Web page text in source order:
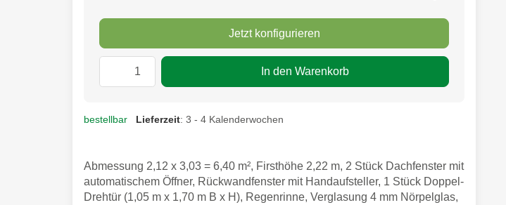
Abmessung 2,12 x 3,03 = 6,40 m², Firsthöhe 2,22 m, 2 Stück Dachfenster mit
automatischem Öffner, Rückwandfenster mit Handaufsteller, 1 Stück Doppel-
Drehtür (1,05 m x 1,70 m B x H), Regenrinne, Verglasung 4 mm Nörpelglas,
bestellbar Lieferzeit: 3 - 4 Kalenderwochen
Jetzt konfigurieren
In den Warenkorb